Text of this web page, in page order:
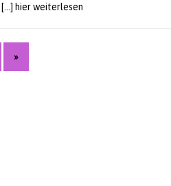
[…] hier weiterlesen
»